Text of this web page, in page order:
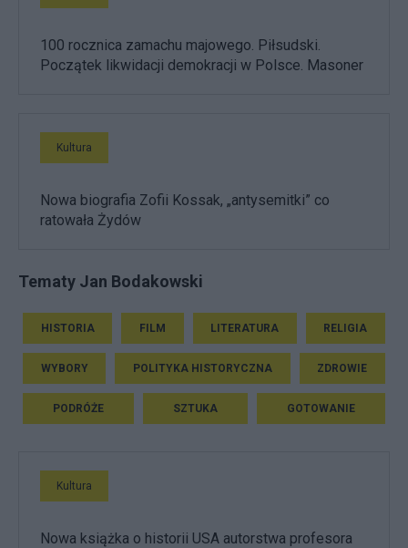
100 rocznica zamachu majowego. Piłsudski.
Początek likwidacji demokracji w Polsce. Masoner
Kultura
Nowa biografia Zofii Kossak, „antysemitki” co
ratowała Żydów
Tematy Jan Bodakowski
HISTORIA FILM LITERATURA RELIGIA
WYBORY POLITYKA HISTORYCZNA ZDROWIE
PODRÓŻE SZTUKA GOTOWANIE
Kultura
Nowa książka o historii USA autorstwa profesora